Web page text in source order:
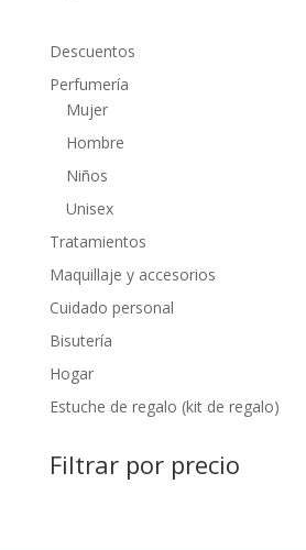
Descuentos
Perfumería
Mujer
Hombre
Niños
Unisex
Tratamientos
Maquillaje y accesorios
Cuidado personal
Bisutería
Hogar
Estuche de regalo (kit de regalo)
Filtrar por precio